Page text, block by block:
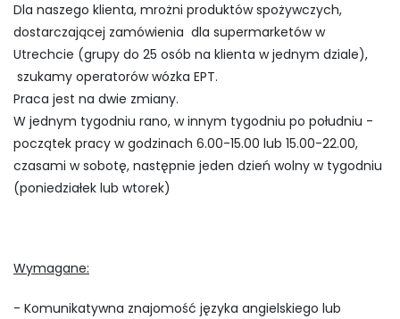
Dla naszego klienta, mrożni produktów spożywczych,
dostarczającej zamówienia dla supermarketów w
Utrechcie (grupy do 25 osób na klienta w jednym dziale),
szukamy operatorów wózka EPT.
Praca jest na dwie zmiany.
W jednym tygodniu rano, w innym tygodniu po południu -
początek pracy w godzinach 6.00-15.00 lub 15.00-22.00,
czasami w sobotę, następnie jeden dzień wolny w tygodniu
(poniedziałek lub wtorek)
Wymagane:
- Komunikatywna znajomość języka angielskiego lub